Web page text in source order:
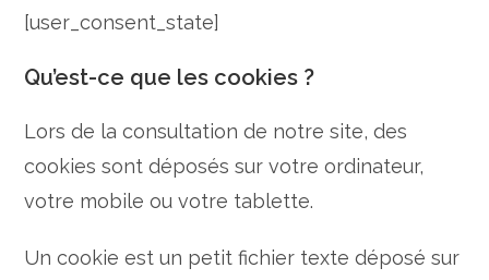
[user_consent_state]
Qu’est-ce que les cookies ?
Lors de la consultation de notre site, des
cookies sont déposés sur votre ordinateur,
votre mobile ou votre tablette.
Un cookie est un petit fichier texte déposé sur